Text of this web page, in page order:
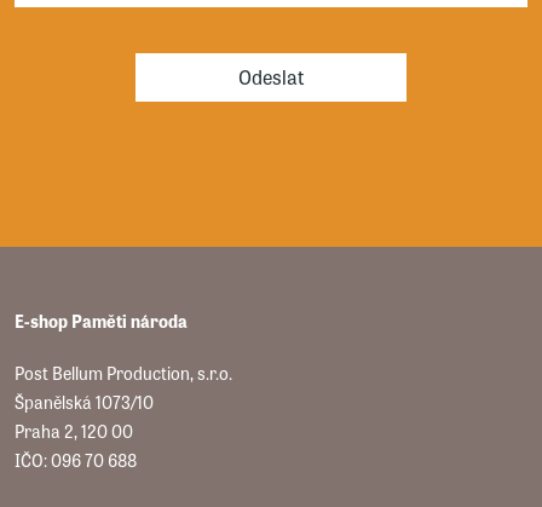
Odeslat
E-shop Paměti národa
Post Bellum Production, s.r.o.
Španělská 1073/10
Praha 2, 120 00
IČO: 096 70 688